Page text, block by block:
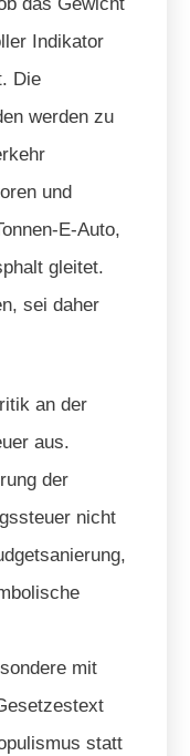
Indikator
Die
werden zu
und
E-Auto,
gleitet.
sei daher
an der
aus.
der
nicht
mit
statt